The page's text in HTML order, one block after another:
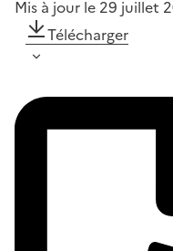
Mis à jour le 29 juillet
Télécharger